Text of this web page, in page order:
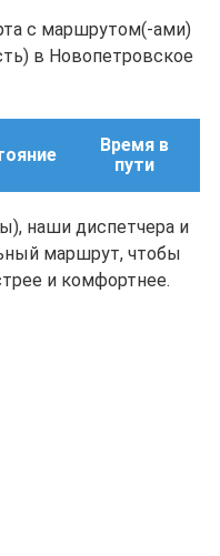
с маршрутом(-ами)
в Новопетровское
Время в
пути
наши диспетчера и
маршрут, чтобы
и комфортнее.